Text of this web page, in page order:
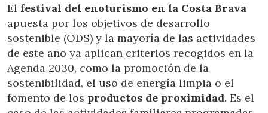
El festival del enoturismo en la Costa Brava
apuesta por los objetivos de desarrollo
sostenible (ODS) y la mayoría de las actividades
de este año ya aplican criterios recogidos en la
Agenda 2030, como la promoción de la
sostenibilidad, el uso de energía limpia o el
fomento de los productos de proximidad. Es el